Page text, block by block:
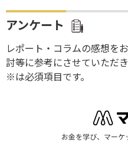
アンケート
レポート・コラムの感想を
討等に参考にさせていただき
※は必須項目です。
お金を学び、マーケ